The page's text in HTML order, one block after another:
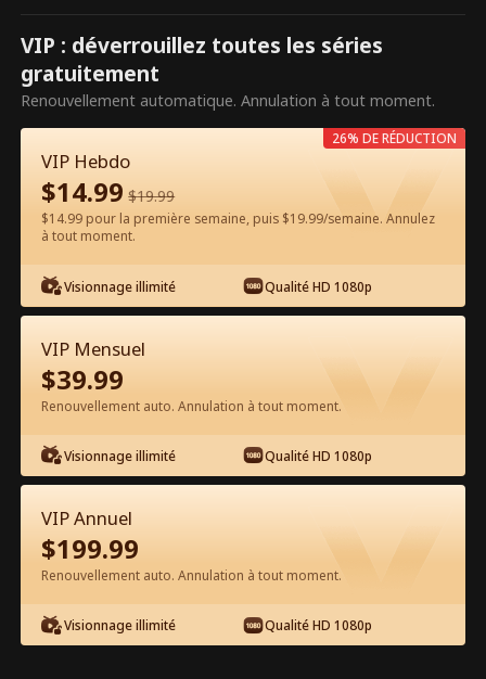
Ce sont des épisodes payants.
Débloquez pour regarder.
60 Débloquer maintenant
Épisode 46 - Enceinte du Père
Professeur de mon Ex Film complet
0-49 50-63 Tous les épisodes
47
VIP : déverrouillez toutes les séries
gratuitement
Renouvellement automatique. Annulation à tout moment.
VIP Hebdo
$14.99 $19.99
$14.99 pour la première semaine, puis $19.99/semaine. Annulez
à tout moment.
Visionnage illimité Qualité HD 1080p
26% DE RÉDUCTION
VIP Mensuel
$39.99
Renouvellement auto. Annulation à tout moment.
Visionnage illimité Qualité HD 1080p
VIP Annuel
$199.99
Renouvellement auto. Annulation à tout moment.
Visionnage illimité Qualité HD 1080p